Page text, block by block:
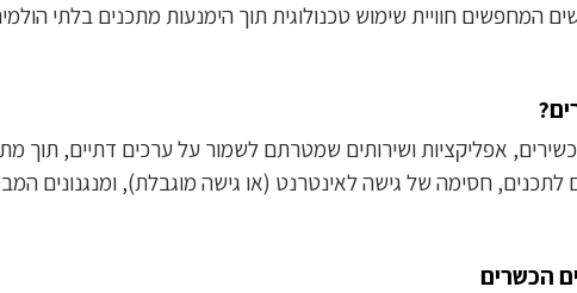
חוויית שימוש טכנולוגית תוך הימנעות מתכנים בלתי
אפליקציות ושירותים שמטרתם לשמור על ערכים דתיים, תוך
חסימה של גישה לאינטרנט (או גישה מוגבלת), ומנגנונים
הכשרים